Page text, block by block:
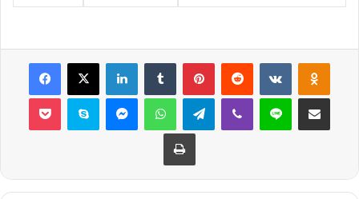
Facebook
X LinkedInTumblr PinterestReddit VKontakte
Pocket Skype MessengerWhatsAppTelegramViber Line E-Posta ile
Yazdır